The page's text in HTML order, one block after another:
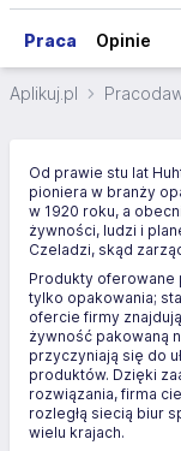
Praca Opinie
Aplikuj.pl
Od prawie stu lat
pioniera w branży
w 1920 roku, a
żywności, ludzi i
Czeladzi, skąd
Produkty oferowane
tylko opakowania;
ofercie firmy
żywność pakowaną
przyczyniają się do
produktów. Dzięki
rozwiązania, firma
rozległą siecią biur
wielu krajach.